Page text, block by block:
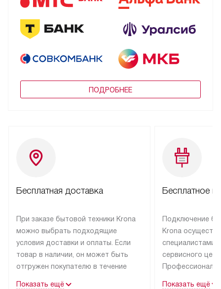
ПОДРОБНЕЕ
Бесплатная доставка
При заказе бытовой техники Krona
можно выбрать подходящие
условия доставки и оплаты. Если
товар в наличии, он может быть
отгружен покупателю в течение
Показать ещё
Бесплатное
Подключение
Krona
специалистами
сервисного
Показать ещё